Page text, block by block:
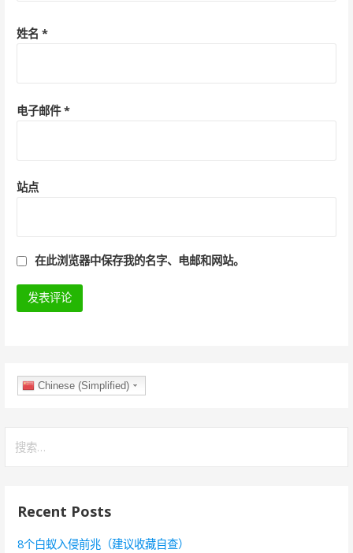
姓名 *
电子邮件*
站点
在此浏览器中保存我的名字、电邮和网站。
Chinese (Simplified)
索
Recent Posts
8个白蚁入侵前兆（建议收藏自查）